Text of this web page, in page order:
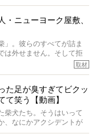
す
能を示すものではありません
イの柴犬たちを取材して
・ニューヨーク屋敷、
」。彼らのすべてが詰ま
は外せません。そして拒
“映える”ことも理由のひと
ビ「ニューヨーク」の
いただきました！ イン
。
取材
た足が臭すぎてビクッ
て笑う【動画】
柴犬たち。そうはいって
、なにかアクシデントが
ではありません。全ての